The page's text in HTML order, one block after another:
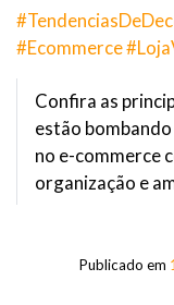
#Ecommerce
Confira as
estão
no e-commerce
organização e
Publicado em